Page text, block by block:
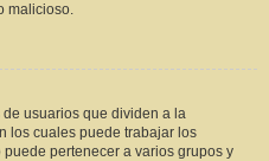
malicioso.
usuarios que dividen a la
los cuales puede trabajar los
pertenecer a varios grupos y